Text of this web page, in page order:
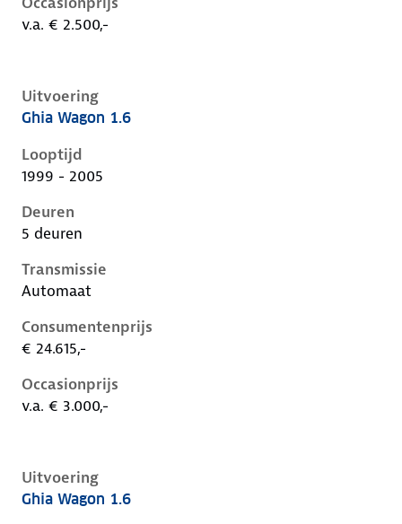
v.a. € 2.500,-
Uitvoering
Ford Focus i, wagon 1.6, 74 kW, Benzine, 5 deuren
Ghia Wagon 1.6
Looptijd
1999 - 2005
Deuren
5 deuren
Transmissie
Automaat
Consumentenprijs
€ 24.615,-
Occasionprijs
v.a. € 3.000,-
Uitvoering
Ford Focus i, wagon 1.6, 74 kW, Benzine, 5 deuren
Ghia Wagon 1.6